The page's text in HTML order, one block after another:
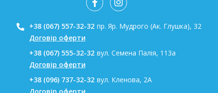
+38 (067) 557-32-32 пр. Яр. Мудрого (Ак. Глушка), 32
Договір оферти
+38 (067) 555-32-32 вул. Семена Палія, 113а
Договір оферти
+38 (096) 737-32-32 вул. Кленова, 2А